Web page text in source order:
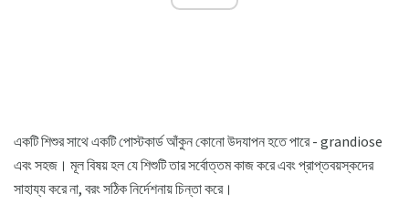
একটি শিশুর সাথে একটি পোস্টকার্ড আঁকুন কোনো উদযাপন হতে পারে - grandiose
এবং সহজ। মূল বিষয় হল যে শিশুটি তার সর্বোত্তম কাজ করে এবং প্রাপ্তবয়স্কদের
সাহায্য করে না, বরং সঠিক নির্দেশনায় চিন্তা করে।